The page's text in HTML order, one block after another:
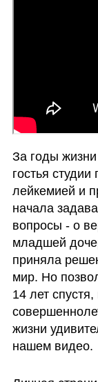
За годы
гостья
лейкемией и
начала
вопросы - о
младшей
приняла
мир. Но
14 лет
жизни
нашем видео.